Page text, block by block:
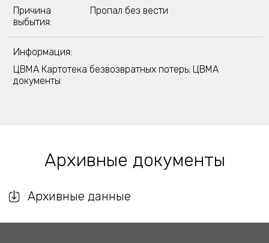
Причина
выбытия:
Пропал без вести
Информация:
ЦВМА Картотека безвозвратных потерь; ЦВМА
документы
Архивные документы
Архивные данные